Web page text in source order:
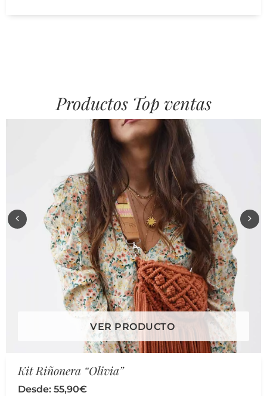
Productos Top ventas
VER PRODUCTO
Kit Riñonera “Olivia”
Desde: 55,90€